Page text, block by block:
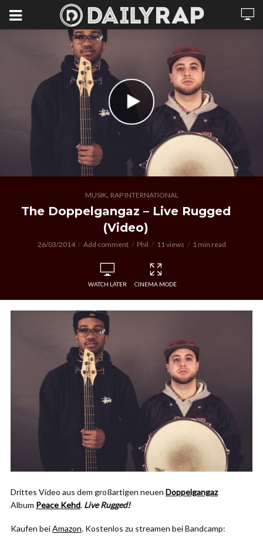
MUSIK, RAP INTERNATIONAL
The Doppelgangaz – Live Rugged
(Video)
26/03/2014 Add comment Phil 11 views 1 min read
WATCH LATER CINEMA MODE
Drittes Video aus dem großartigen neuen Doppelgangaz
Album Peace Kehd. Live Rugged!
Kaufen beiAmazon. Kostenlos zu streamen bei Bandcamp: